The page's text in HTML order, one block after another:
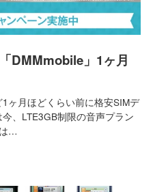
DMMmobile」1ヶ月
ヶ月ほどくらい前に格安SIMデ
、LTE3GB制限の音声プラン
…